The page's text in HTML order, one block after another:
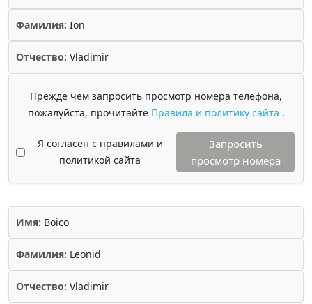
Фамилия: Ion
Отчество: Vladimir
Прежде чем запросить просмотр номера телефона,
пожалуйста, прочитайте Правила и политику сайта .
Я согласен с правилами и
политикой сайта
Запросить
просмотр номера
Имя: Boico
Фамилия: Leonid
Отчество: Vladimir